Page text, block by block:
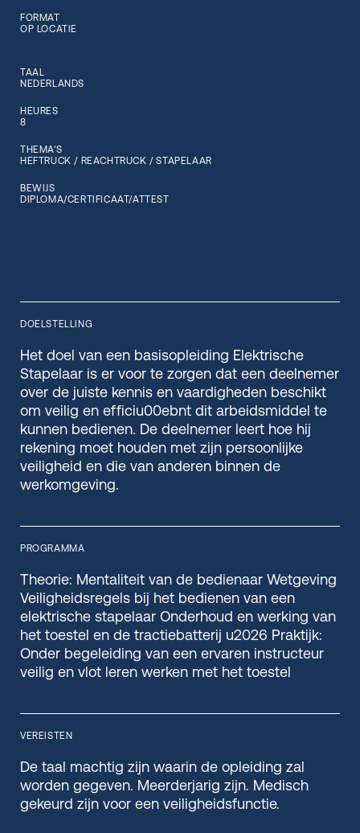
FORMAT
OP LOCATIE
TAAL
NEDERLANDS
HEURES
8
THEMA'S
HEFTRUCK / REACHTRUCK / STAPELAAR
BEWIJS
DIPLOMA/CERTIFICAAT/ATTEST
DOELSTELLING
Het doel van een basisopleiding Elektrische
Stapelaar is er voor te zorgen dat een deelnemer
over de juiste kennis en vaardigheden beschikt
om veilig en efficiu00ebnt dit arbeidsmiddel te
kunnen bedienen. De deelnemer leert hoe hij
rekening moet houden met zijn persoonlijke
veiligheid en die van anderen binnen de
werkomgeving.
PROGRAMMA
Theorie: Mentaliteit van de bedienaar Wetgeving
Veiligheidsregels bij het bedienen van een
elektrische stapelaar Onderhoud en werking van
het toestel en de tractiebatterij u2026 Praktijk:
Onder begeleiding van een ervaren instructeur
veilig en vlot leren werken met het toestel
VEREISTEN
De taal machtig zijn waarin de opleiding zal
worden gegeven. Meerderjarig zijn. Medisch
gekeurd zijn voor een veiligheidsfunctie.